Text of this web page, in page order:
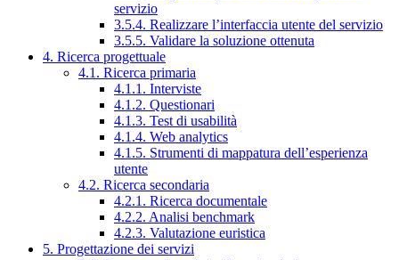
servizio
3.5.4. Realizzare l’interfaccia utente del servizio
3.5.5. Validare la soluzione ottenuta
4. Ricerca progettuale
4.1. Ricerca primaria
4.1.1. Interviste
4.1.2. Questionari
4.1.3. Test di usabilità
4.1.4. Web analytics
4.1.5. Strumenti di mappatura dell’esperienza
utente
4.2. Ricerca secondaria
4.2.1. Ricerca documentale
4.2.2. Analisi benchmark
4.2.3. Valutazione euristica
5. Progettazione dei servizi